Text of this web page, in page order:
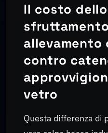
Il costo dello
allevamento
contro
vetro
Questa differenza di